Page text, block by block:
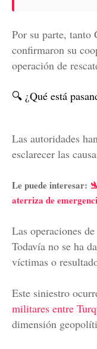
Por su parte, tanto
confirmaron su
operación de
🔍 ¿Qué está
Las autoridades
esclarecer las
Le puede interesar:
aterriza de
Las operaciones
Todavía no se ha
víctimas o
Este siniestro
militares entre
dimensión